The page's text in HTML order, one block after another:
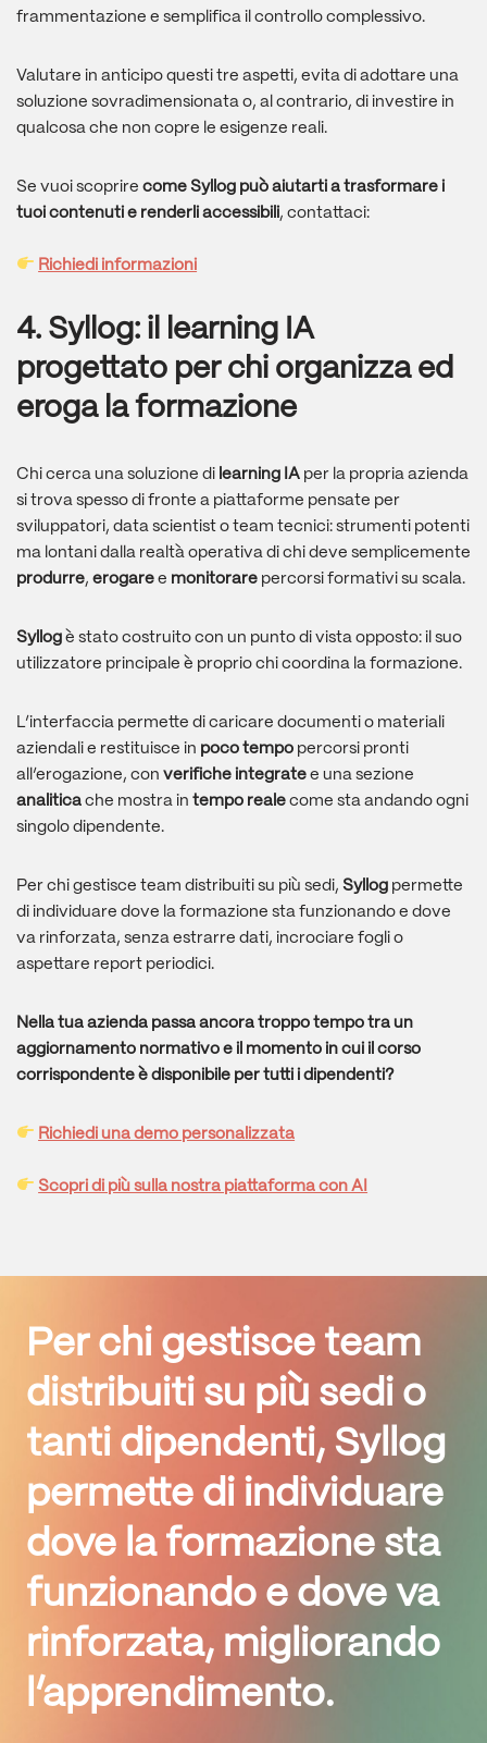
frammentazione e semplifica il controllo complessivo.
Valutare in anticipo questi tre aspetti, evita di adottare una
soluzione sovradimensionata o, al contrario, di investire in
qualcosa che non copre le esigenze reali.
Se vuoi scoprire come Syllog può aiutarti a trasformare i
tuoi contenuti e renderli accessibili, contattaci:
Richiedi informazioni
4. Syllog: il learning IA
progettato per chi organizza ed
eroga la formazione
Chi cerca una soluzione di learning IA per la propria azienda
si trova spesso di fronte a piattaforme pensate per
sviluppatori, data scientist o team tecnici: strumenti potenti
ma lontani dalla realtà operativa di chi deve semplicemente
produrre, erogare e monitorare percorsi formativi su scala.
Syllog è stato costruito con un punto di vista opposto: il suo
utilizzatore principale è proprio chi coordina la formazione.
L’interfaccia permette di caricare documenti o materiali
aziendali e restituisce in poco tempo percorsi pronti
all’erogazione, con verifiche integrate e una sezione
analitica che mostra in tempo reale come sta andando ogni
singolo dipendente.
Per chi gestisce team distribuiti su più sedi, Syllog permette
di individuare dove la formazione sta funzionando e dove
va rinforzata, senza estrarre dati, incrociare fogli o
aspettare report periodici.
Nella tua azienda passa ancora troppo tempo tra un
aggiornamento normativo e il momento in cui il corso
corrispondente è disponibile per tutti i dipendenti?
Richiedi una demo personalizzata
Scopri di più sulla nostra piattaforma con AI
Per chi gestisce team
distribuiti su più sedi o
tanti dipendenti, Syllog
permette di individuare
dove la formazione sta
funzionando e dove va
rinforzata, migliorando
l’apprendimento.